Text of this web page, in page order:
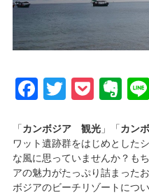
Facebook
Twitter
Pocket
「 カンボジア 観光」「 カン
ワット遺跡群をはじめとした
な風に思っていませんか？も
アの魅力がたっぷり詰まった
ボジアのビーチリゾートにつ